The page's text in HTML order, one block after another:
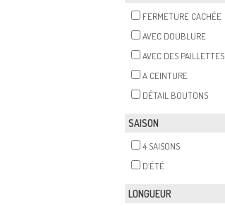
FERMETURE CACHÉE
AVEC DOUBLURE
AVEC DES PAILLETTES
A CEINTURE
DÉTAIL BOUTONS
SAISON
4 SAISONS
D`ÉTÉ
LONGUEUR